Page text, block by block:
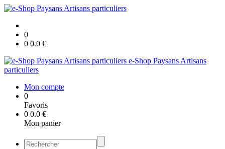
0
0 0.0 €
e-Shop Paysans Artisans
particuliers
Mon compte
0
Favoris
0 0.0 €
Mon panier